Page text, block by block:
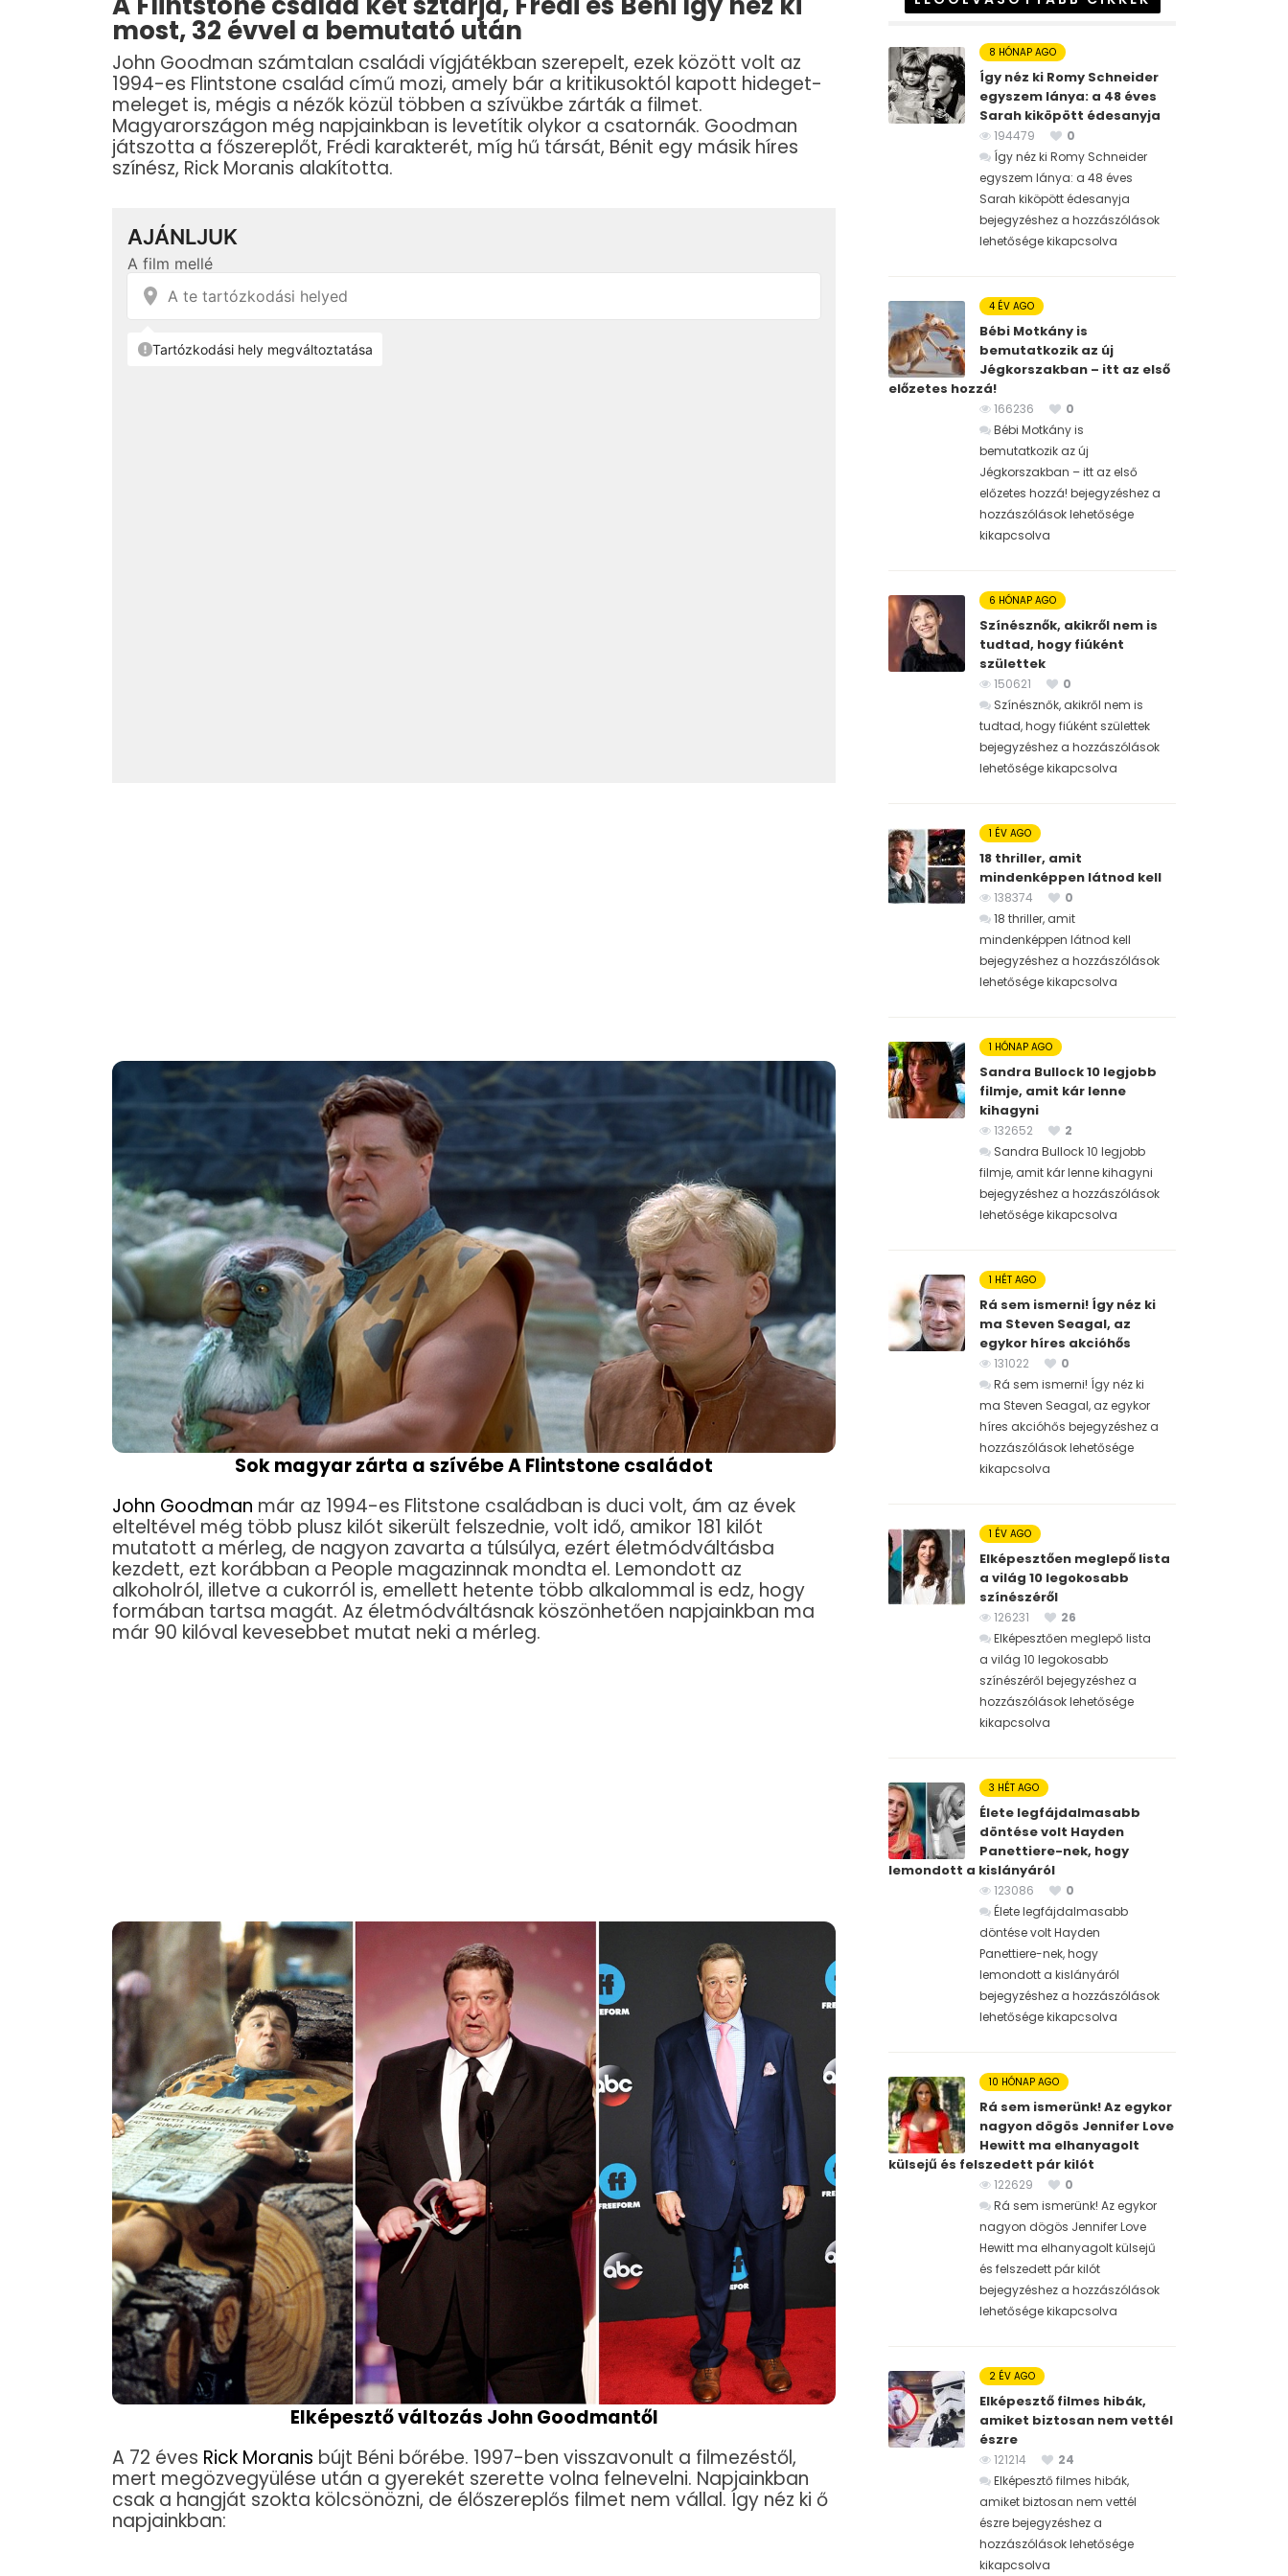
most, 32 évvel a bemutató után
John Goodman számtalan családi vígjátékban szerepelt, ezek között volt az
1994-es Flintstone család című mozi, amely bár a kritikusoktól kapott hideget-
meleget is, mégis a nézők közül többen a szívükbe zárták a filmet.
Magyarországon még napjainkban is levetítik olykor a csatornák. Goodman
játszotta a főszereplőt, Frédi karakterét, míg hű társát, Bénit egy másik híres
színész, Rick Moranis alakította.
Sok magyar zárta a szívébe A Flintstone családot
John Goodman már az 1994-es Flitstone családban is duci volt, ám az évek
elteltével még több plusz kilót sikerült felszednie, volt idő, amikor 181 kilót
mutatott a mérleg, de nagyon zavarta a túlsúlya, ezért életmódváltásba
kezdett, ezt korábban a People magazinnak mondta el. Lemondott az
alkoholról, illetve a cukorról is, emellett hetente több alkalommal is edz, hogy
formában tartsa magát. Az életmódváltásnak köszönhetően napjainkban ma
már 90 kilóval kevesebbet mutat neki a mérleg.
Elképesztő változás John Goodmantől
A 72 éves Rick Moranis bújt Béni bőrébe. 1997-ben visszavonult a filmezéstől,
mert megözvegyülése után a gyerekét szerette volna felnevelni. Napjainkban
csak a hangját szokta kölcsönözni, de élőszereplős filmet nem vállal. Így néz ki ő
napjainkban:
8 HÓNAP AGO
Így néz ki Romy Schneider
egyszem lánya: a 48 éves
Sarah kiköpött édesanyja
194479
0
Így néz ki Romy Schneider
egyszem lánya: a 48 éves
Sarah kiköpött édesanyja
bejegyzéshez a hozzászólások
lehetősége kikapcsolva
4 ÉV AGO
Bébi Motkány is
bemutatkozik az új
Jégkorszakban – itt az első
előzetes hozzá!
166236
0
Bébi Motkány is
bemutatkozik az új
Jégkorszakban – itt az első
előzetes hozzá! bejegyzéshez a
hozzászólások lehetősége
kikapcsolva
6 HÓNAP AGO
Színésznők, akikről nem is
tudtad, hogy fiúként
születtek
150621
0
Színésznők, akikről nem is
tudtad, hogy fiúként születtek
bejegyzéshez a hozzászólások
lehetősége kikapcsolva
1 ÉV AGO
18 thriller, amit
mindenképpen látnod kell
138374
0
18 thriller, amit
mindenképpen látnod kell
bejegyzéshez a hozzászólások
lehetősége kikapcsolva
1 HÓNAP AGO
Sandra Bullock 10 legjobb
filmje, amit kár lenne
kihagyni
132652
2
Sandra Bullock 10 legjobb
filmje, amit kár lenne kihagyni
bejegyzéshez a hozzászólások
lehetősége kikapcsolva
1 HÉT AGO
Rá sem ismerni! Így néz ki
ma Steven Seagal, az
egykor híres akcióhős
131022
0
Rá sem ismerni! Így néz ki
ma Steven Seagal, az egykor
híres akcióhős bejegyzéshez a
hozzászólások lehetősége
kikapcsolva
1 ÉV AGO
Elképesztően meglepő lista
a világ 10 legokosabb
színészéről
126231
26
Elképesztően meglepő lista
a világ 10 legokosabb
színészéről bejegyzéshez a
hozzászólások lehetősége
kikapcsolva
3 HÉT AGO
Élete legfájdalmasabb
döntése volt Hayden
Panettiere-nek, hogy
lemondott a kislányáról
123086
0
Élete legfájdalmasabb
döntése volt Hayden
Panettiere-nek, hogy
lemondott a kislányáról
bejegyzéshez a hozzászólások
lehetősége kikapcsolva
10 HÓNAP AGO
Rá sem ismerünk! Az egykor
nagyon dögös Jennifer Love
Hewitt ma elhanyagolt
külsejű és felszedett pár kilót
122629
0
Rá sem ismerünk! Az egykor
nagyon dögös Jennifer Love
Hewitt ma elhanyagolt külsejű
és felszedett pár kilót
bejegyzéshez a hozzászólások
lehetősége kikapcsolva
2 ÉV AGO
Elképesztő filmes hibák,
amiket biztosan nem vettél
észre
121214
24
Elképesztő filmes hibák,
amiket biztosan nem vettél
észre bejegyzéshez a
hozzászólások lehetősége
kikapcsolva